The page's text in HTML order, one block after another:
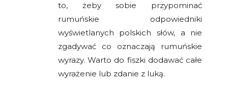
to, żeby sobie przypominać
rumuńskie odpowiedniki
wyświetlanych polskich słów, a nie
zgadywać co oznaczają rumuńskie
wyrazy. Warto do fiszki dodawać całe
wyrażenie lub zdanie z luką.